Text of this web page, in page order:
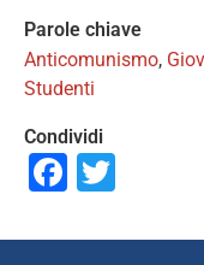
Parole chiave
Anticomunismo,
Studenti
Condividi